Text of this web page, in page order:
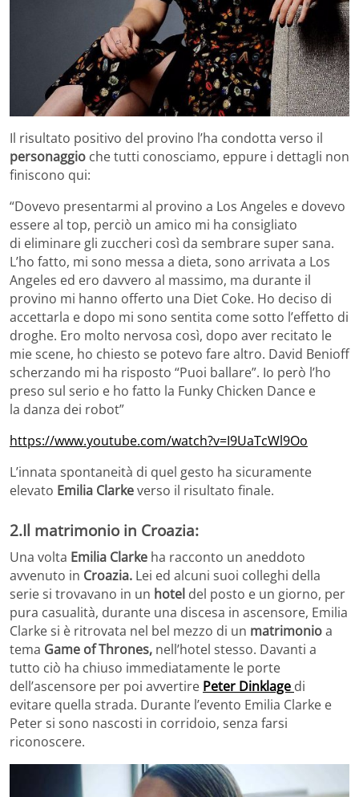
Il risultato positivo del provino l’ha condotta verso il
personaggio che tutti conosciamo, eppure i dettagli non
finiscono qui:
“Dovevo presentarmi al provino a Los Angeles e dovevo
essere al top, perciò un amico mi ha consigliato
di eliminare gli zuccheri così da sembrare super sana.
L’ho fatto, mi sono messa a dieta, sono arrivata a Los
Angeles ed ero davvero al massimo, ma durante il
provino mi hanno offerto una Diet Coke. Ho deciso di
accettarla e dopo mi sono sentita come sotto l’effetto di
droghe. Ero molto nervosa così, dopo aver recitato le
mie scene, ho chiesto se potevo fare altro. David Benioff
scherzando mi ha risposto “Puoi ballare”. Io però l’ho
preso sul serio e ho fatto la Funky Chicken Dance e
la danza dei robot”
https://www.youtube.com/watch?v=I9UaTcWl9Oo
L’innata spontaneità di quel gesto ha sicuramente
elevato Emilia Clarkeverso il risultato finale.
2.Il matrimonio in Croazia:
Una volta Emilia Clarke ha racconto un aneddoto
avvenuto in Croazia. Lei ed alcuni suoi colleghi della
serie si trovavano in un hotel del posto e un giorno, per
pura casualità, durante una discesa in ascensore, Emilia
Clarke si è ritrovata nel bel mezzo di un matrimonioa
tema Game of Thrones, nell’hotel stesso. Davanti a
tutto ciò ha chiuso immediatamente le porte
dell’ascensore per poi avvertire Peter Dinklage di
evitare quella strada. Durante l’evento Emilia Clarke e
Peter si sono nascosti in corridoio, senza farsi
riconoscere.